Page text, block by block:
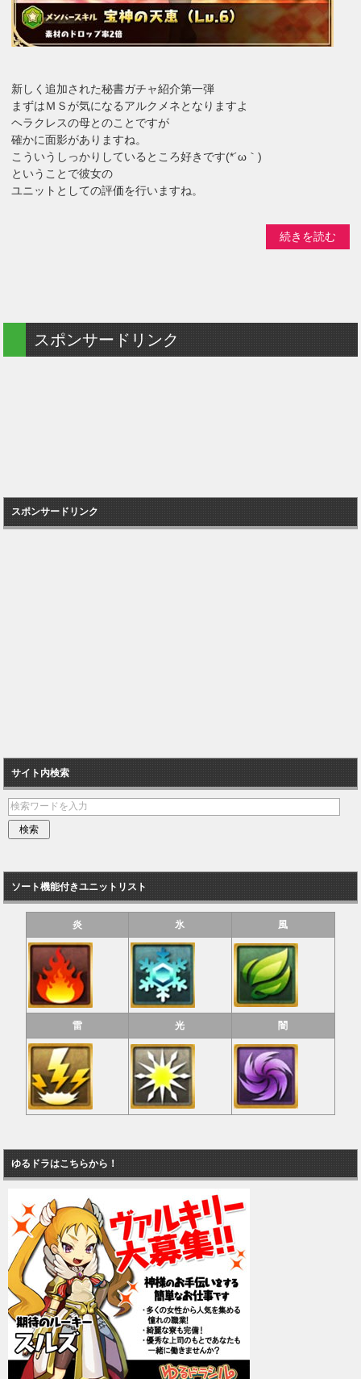
新しく追加された秘書ガチャ紹介第一弾
まずはＭＳが気になるアルクメネとなりますよ
ヘラクレスの母とのことですが
確かに面影がありますね。
こういうしっかりしているところ好きです(*´ω｀)
ということで彼女の
ユニットとしての評価を行いますね。
続きを読む
スポンサードリンク
スポンサードリンク
サイト内検索
ソート機能付きユニットリスト
炎 氷 風
雷 光 闇
ゆるドラはこちらから！